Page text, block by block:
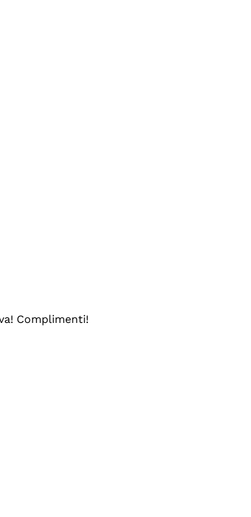
Complimenti!